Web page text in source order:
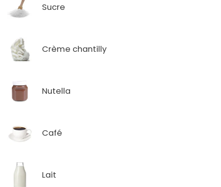
Sucre
Crème chantilly
Nutella
Café
Lait